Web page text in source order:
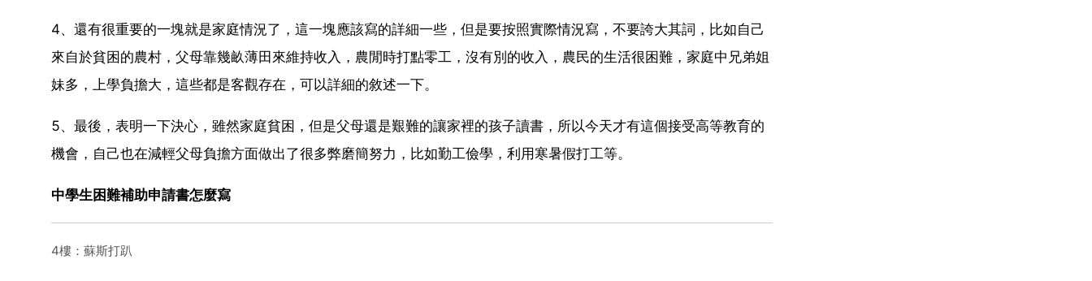
4、還有很重要的一塊就是家庭情況了，這一塊應該寫的詳細一些，但是要按照實際情況寫，不要誇大其詞，比如自己
來自於貧困的農村，父母靠幾畝薄田來維持收入，農閒時打點零工，沒有別的收入，農民的生活很困難，家庭中兄弟姐
妹多，上學負擔大，這些都是客觀存在，可以詳細的敘述一下。
5、最後，表明一下決心，雖然家庭貧困，但是父母還是艱難的讓家裡的孩子讀書，所以今天才有這個接受高等教育的
機會，自己也在減輕父母負擔方面做出了很多弊磨簡努力，比如勤工儉學，利用寒暑假打工等。
中學生困難補助申請書怎麼寫
4樓：蘇斯打趴